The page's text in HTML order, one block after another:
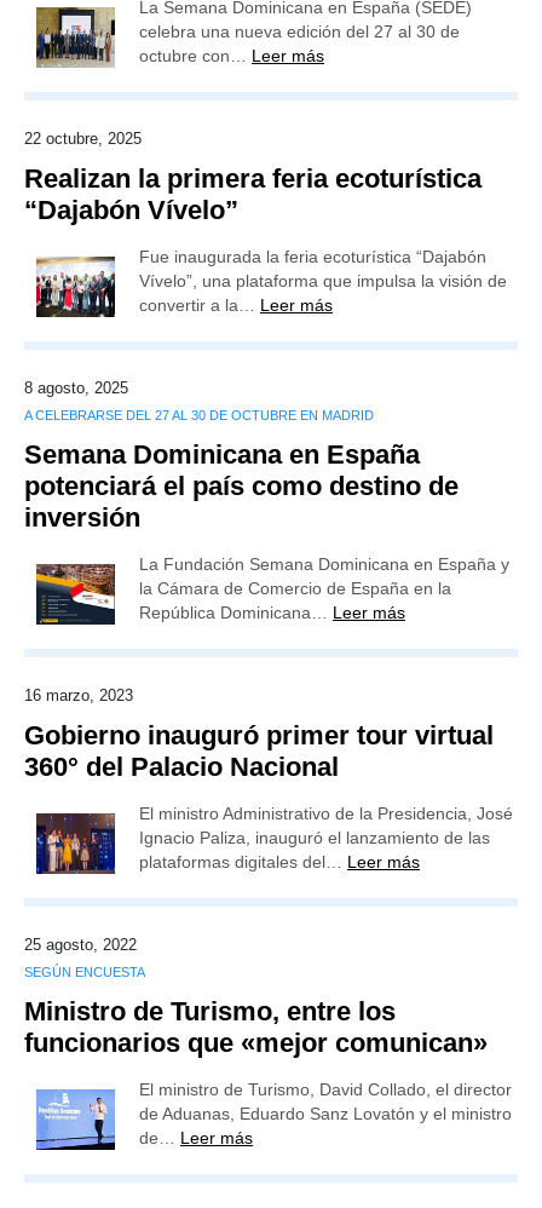
La Semana Dominicana en España (SEDE)
celebra una nueva edición del 27 al 30 de
octubre con… Leer más
22 octubre, 2025
Realizan la primera feria ecoturística
“Dajabón Vívelo”
Fue inaugurada la feria ecoturística “Dajabón
Vívelo”, una plataforma que impulsa la visión de
convertir a la… Leer más
8 agosto, 2025
A CELEBRARSE DEL 27 AL 30 DE OCTUBRE EN MADRID
Semana Dominicana en España
potenciará el país como destino de
inversión
La Fundación Semana Dominicana en España y
la Cámara de Comercio de España en la
República Dominicana… Leer más
16 marzo, 2023
Gobierno inauguró primer tour virtual
360° del Palacio Nacional
El ministro Administrativo de la Presidencia, José
Ignacio Paliza, inauguró el lanzamiento de las
plataformas digitales del… Leer más
25 agosto, 2022
SEGÚN ENCUESTA
Ministro de Turismo, entre los
funcionarios que «mejor comunican»
El ministro de Turismo, David Collado, el director
de Aduanas, Eduardo Sanz Lovatón y el ministro
de… Leer más